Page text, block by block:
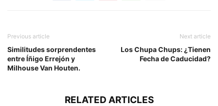
Previous article
Similitudes sorprendentes
entre Íñigo Errejón y
Milhouse Van Houten.
Next article
Los Chupa Chups: ¿Tienen
Fecha de Caducidad?
RELATED ARTICLES